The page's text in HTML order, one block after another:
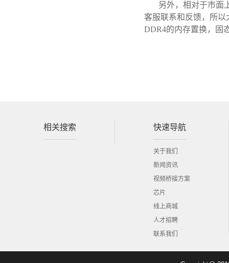
另外，相对于市面
客服联系和反馈，所
DDR4的内存置换，固
相关搜索 快速导航
关于我们
新闻资讯
视频桥接方案
芯片
线上商城
人才招聘
联系我们